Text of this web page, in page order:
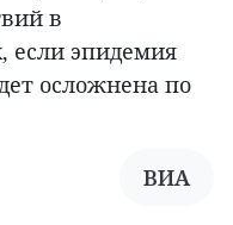
в
если эпидемия
осложнена по
ВИА